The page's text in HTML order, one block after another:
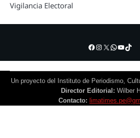
Vigilancia Electoral
Facebook
Instagram
X WhatsApp
YouTube
Un proyecto del Instituto de Periodismo,
Director Editorial: Wilber
Contacto: